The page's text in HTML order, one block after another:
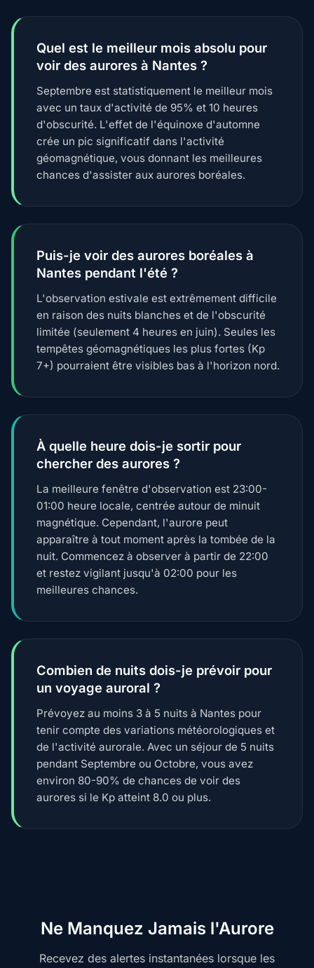
Quel est le meilleur mois absolu pour
voir des aurores à Nantes ?
Septembre est statistiquement le meilleur mois
avec un taux d'activité de 95% et 10 heures
d'obscurité. L'effet de l'équinoxe d'automne
crée un pic significatif dans l'activité
géomagnétique, vous donnant les meilleures
chances d'assister aux aurores boréales.
Puis-je voir des aurores boréales à
Nantes pendant l'été ?
L'observation estivale est extrêmement difficile
en raison des nuits blanches et de l'obscurité
limitée (seulement 4 heures en juin). Seules les
tempêtes géomagnétiques les plus fortes (Kp
7+) pourraient être visibles bas à l'horizon nord.
À quelle heure dois-je sortir pour
chercher des aurores ?
La meilleure fenêtre d'observation est 23:00-
01:00 heure locale, centrée autour de minuit
magnétique. Cependant, l'aurore peut
apparaître à tout moment après la tombée de la
nuit. Commencez à observer à partir de 22:00
et restez vigilant jusqu'à 02:00 pour les
meilleures chances.
Combien de nuits dois-je prévoir pour
un voyage auroral ?
Prévoyez au moins 3 à 5 nuits à Nantes pour
tenir compte des variations météorologiques et
de l'activité aurorale. Avec un séjour de 5 nuits
pendant Septembre ou Octobre, vous avez
environ 80-90% de chances de voir des
aurores si le Kp atteint 8.0 ou plus.
Ne Manquez Jamais l'Aurore
Recevez des alertes instantanées lorsque les